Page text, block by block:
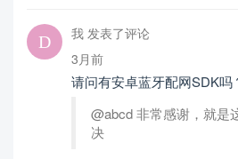
我 发表了评论
3月前
请问有安卓蓝牙配网SDK吗
@abcd 非常感谢，就是
决